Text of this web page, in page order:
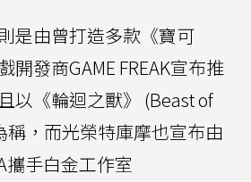
是由曾打造多款《寶可
開發商GAME FREAK宣布推
以《輪迴之獸》 (Beast of
，而光榮特庫摩也宣布由
攜手白金工作室